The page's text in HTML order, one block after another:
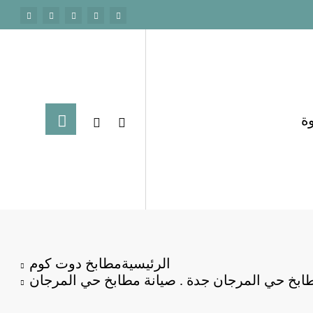
الرئيسيةمطابخ دوت كوم
حي المرجان جدة . صيانة مطابخ حي المرجان